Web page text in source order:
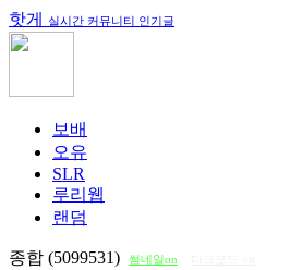
핫게 실시간 커뮤니티 인기글
보배
오유
SLR
루리웹
랜덤
종합 (5099531) 썸네일on